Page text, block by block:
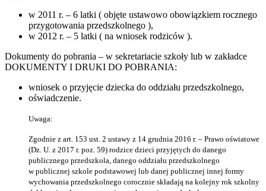
w 2011 r. – 6 latki ( objęte ustawowo obowiązkiem rocznego
przygotowania przedszkolnego ),
w 2012 r. – 5 latki ( na wniosek rodziców ).
Dokumenty do pobrania – w sekretariacie szkoły lub w zakładce
DOKUMENTY I DRUKI DO POBRANIA:
wniosek o przyjęcie dziecka do oddziału przedszkolnego,
oświadczenie.
Uwaga:
Zgodnie z art. 153 ust. 2 ustawy z 14 grudnia 2016 r. – Prawo oświatowe
(Dz. U. z 2017 r. poz. 59) rodzice dzieci przyjętych do danego
publicznego przedszkola, danego oddziału przedszkolnego
w publicznej szkole podstawowej lub danej publicznej innej formy
wychowania przedszkolnego corocznie składają na kolejny rok szkolny